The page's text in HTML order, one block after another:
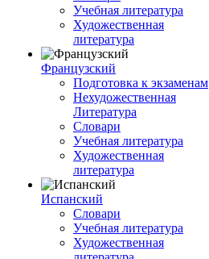
Учебная литература
Художественная
литература
Французский
Подготовка к экзаменам
Нехудожественная
Литература
Словари
Учебная литература
Художественная
литература
Испанский
Словари
Учебная литература
Художественная